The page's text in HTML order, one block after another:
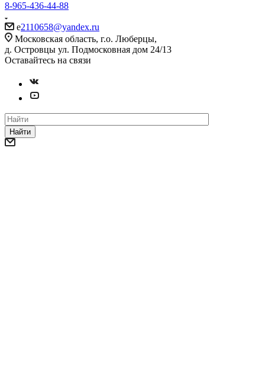
8-965-436-44-88
e2110658@yandex.ru
Московская область, г.о. Люберцы,
д. Островцы ул. Подмосковная дом 24/13
Оставайтесь на связи
Найти